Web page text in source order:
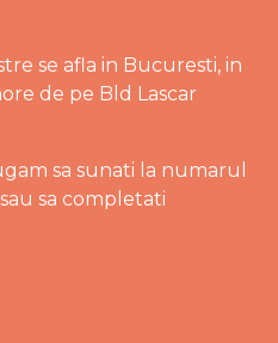
se afla in Bucuresti, in
de pe Bld Lascar
sa sunati la numarul
sa completati